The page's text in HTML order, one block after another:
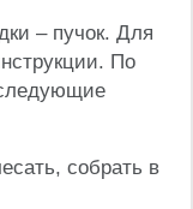
– пучок. Для
По
собрать в